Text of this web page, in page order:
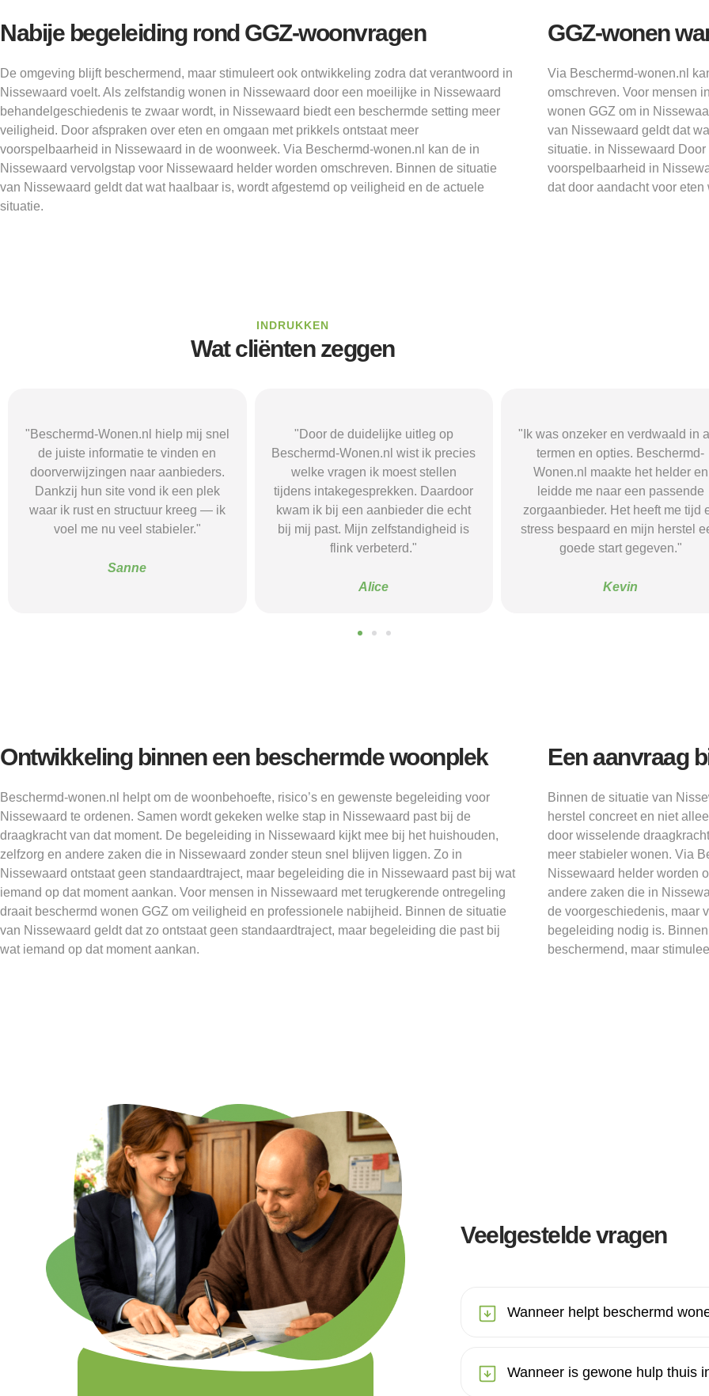
Nabije begeleiding rond GGZ-woonvragen
De omgeving blijft beschermend, maar stimuleert ook ontwikkeling zodra dat verantwoord in
Nissewaard voelt. Als zelfstandig wonen in Nissewaard door een moeilijke in Nissewaard
behandelgeschiedenis te zwaar wordt, in Nissewaard biedt een beschermde setting meer
veiligheid. Door afspraken over eten en omgaan met prikkels ontstaat meer
voorspelbaarheid in Nissewaard in de woonweek. Via Beschermd-wonen.nl kan de in
Nissewaard vervolgstap voor Nissewaard helder worden omschreven. Binnen de situatie
van Nissewaard geldt dat wat haalbaar is, wordt afgestemd op veiligheid en de actuele
situatie.
GGZ-wonen
Via Beschermd-wonen.nl
omschreven. Voor mensen
wonen GGZ om in
van Nissewaard geldt dat
situatie. in Nissewaard
voorspelbaarheid in
dat door aandacht voor
INDRUKKEN
Wat cliënten zeggen
"Door de duidelijke uitleg op
Beschermd-Wonen.nl wist ik precies
welke vragen ik moest stellen
tijdens intakegesprekken. Daardoor
kwam ik bij een aanbieder die echt
bij mij past. Mijn zelfstandigheid is
"Ik was onzeker en verdwaald in alle
termen en opties. Beschermd-
Wonen.nl maakte het helder en
leidde me naar een passende
zorgaanbieder. Het heeft me tijd en
stress bespaard en mijn herstel een
goede start gegeven."
Kevin
"Beschermd-Wonen.nl hielp mij
de juiste informatie te vinden en
doorverwijzingen naar
Dankzij hun site vond ik een plek
waar ik rust en structuur kreeg —
voel me nu veel stabieler."
Ontwikkeling binnen een beschermde woonplek
Beschermd-wonen.nl helpt om de woonbehoefte, risico’s en gewenste begeleiding voor
Nissewaard te ordenen. Samen wordt gekeken welke stap in Nissewaard past bij de
draagkracht van dat moment. De begeleiding in Nissewaard kijkt mee bij het huishouden,
zelfzorg en andere zaken die in Nissewaard zonder steun snel blijven liggen. Zo in
Nissewaard ontstaat geen standaardtraject, maar begeleiding die in Nissewaard past bij wat
iemand op dat moment aankan. Voor mensen in Nissewaard met terugkerende ontregeling
draait beschermd wonen GGZ om veiligheid en professionele nabijheid. Binnen de situatie
van Nissewaard geldt dat zo ontstaat geen standaardtraject, maar begeleiding die past bij
wat iemand op dat moment aankan.
Een aanvraag
Binnen de situatie van
herstel concreet en niet
door wisselende
meer stabieler wonen. Via
Nissewaard helder worden
andere zaken die in
de voorgeschiedenis, maar
begeleiding nodig is.
beschermend, maar
Veelgestelde vragen
Wanneer helpt beschermd
Wanneer is gewone hulp thuis